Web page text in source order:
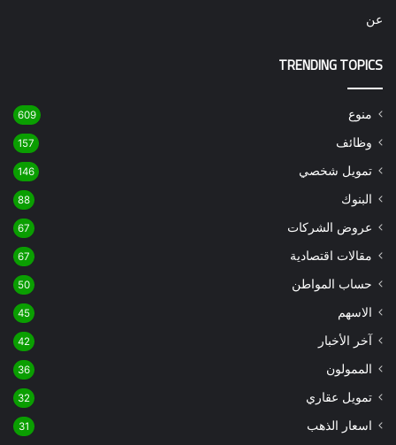
عن
TRENDING TOPICS
منوع 609
وظائف 157
تمويل شخصي 146
البنوك 88
عروض الشركات 67
مقالات اقتصادية 67
حساب المواطن 50
الاسهم 45
آخر الأخبار 42
الممولون 36
تمويل عقاري 32
اسعار الذهب 31